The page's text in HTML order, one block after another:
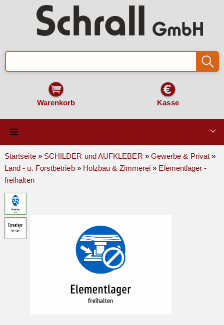
Warenkorb Kasse
Qualität & Technik
SCHILDER und AUFKLEBER
VERKEHRSZEICHEN
Montage & Zubehör
Startseite» SCHILDER und AUFKLEBER » Gewerbe & Privat »
Land - u. Forstbetrieb» Holzbau & Zimmerei » Elementlager -
freihalten